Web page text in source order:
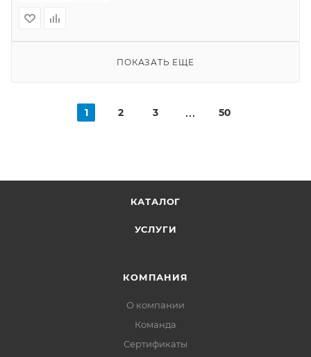
ПОКАЗАТЬ ЕЩЕ
1 2 3 50
КАТАЛОГ
УСЛУГИ
КОМПАНИЯ
О компании
Команда
Сертификаты